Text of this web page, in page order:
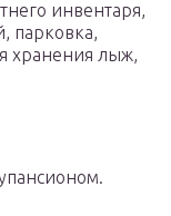
инвентаря,
парковка,
хранения лыж,